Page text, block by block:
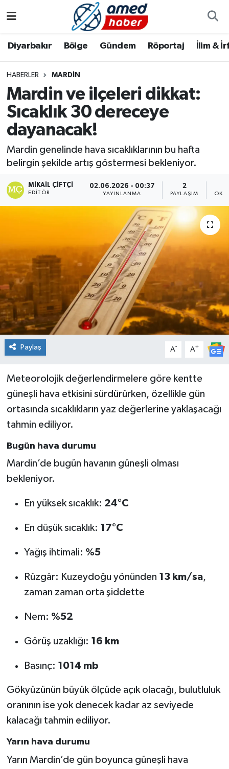
Diyarbakır Bölge Gündem Röportaj İlim &
HABERLER MARDIN
Mardin ve ilçeleri dikkat:
Sıcaklık 30 dereceye
dayanacak!
Mardin genelinde hava sıcaklıklarının bu hafta
belirgin şekilde artış göstermesi bekleniyor.
MIKAIL ÇIFTÇI
EDITÖR
02.06.2026 - 00:37
YAYINLANMA
2
PAYLAŞIM
Paylaş A- A+
Meteorolojik değerlendirmelere göre kentte
güneşli hava etkisini sürdürürken, özellikle gün
ortasında sıcaklıkların yaz değerlerine yaklaşacağı
tahmin ediliyor.
Bugün hava durumu
Mardin’de bugün havanın güneşli olması
bekleniyor.
En yüksek sıcaklık: 24°C
En düşük sıcaklık: 17°C
Yağış ihtimali: %5
Rüzgâr: Kuzeydoğu yönünden 13 km/sa,
zaman zaman orta şiddette
Nem: %52
Görüş uzaklığı: 16 km
Basınç: 1014 mb
Gökyüzünün büyük ölçüde açık olacağı, bulutluluk
oranının ise yok denecek kadar az seviyede
kalacağı tahmin ediliyor.
Yarın hava durumu
Yarın Mardin’de gün boyunca güneşli hava
Bölge
Röportaj
Foto Galeri
Aile
Asayiş
Bilim & Teknoloji
Dünya
Eğitim
Genel
Güncel
Gündem
İlim & İrfan
Kültür & Sanat
KURDÎ
Sağlık
Sağlık & Yaşam
Spor
Yaşam
Diyarbakır Hava Durumu
Diyarbakır Namaz Vakitleri
Diyarbakır Trafik Yoğunluk Haritası
Tüm Manşetler
Son Dakika Haberleri